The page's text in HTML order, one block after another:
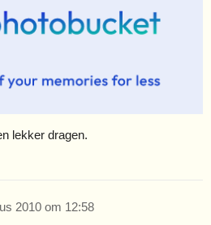
lekker dragen.
2010 om 12:58